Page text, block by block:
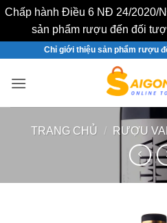
Chấp hành Điều 6 NĐ 24/2020/
sản phẩm rượu đến đối
nội
Chỉ giới thiệu sản phẩm rượu
TRANG CHỦ / RƯỢU